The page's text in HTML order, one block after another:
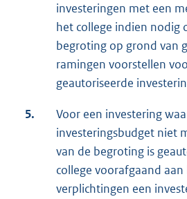
investeringen met een
het college indien nodig
begroting op grond van
ramingen voorstellen
geautoriseerde
5.
Voor een investering
investeringsbudget niet
van de begroting is
college voorafgaand
verplichtingen een